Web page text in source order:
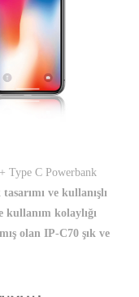
Type C Powerbank
ve kullanışlı
kullanım kolaylığı
olan IP-C70 şık ve